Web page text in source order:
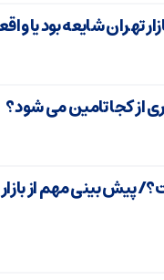
از کجا تامین می شود؟
بینی مهم از بازار